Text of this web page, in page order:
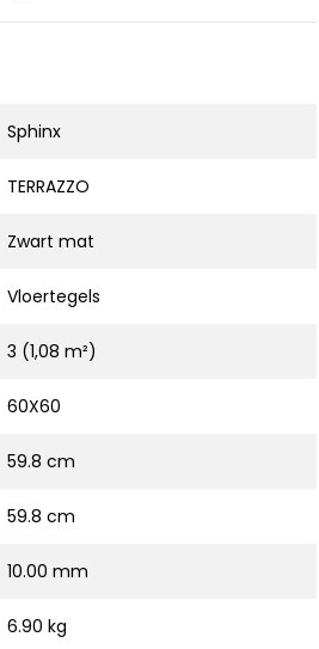
Sphinx
TERRAZZO
Zwart mat
Vloertegels
3 (1,08 m²)
60X60
59.8 cm
59.8 cm
10.00 mm
6.90 kg